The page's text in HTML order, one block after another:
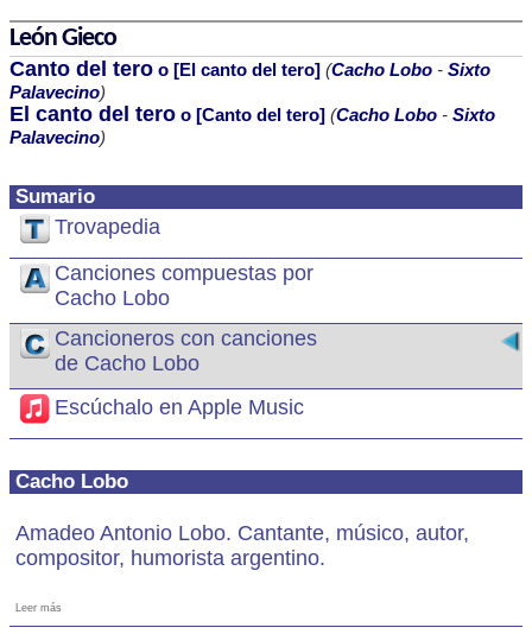
Sumario
Trovapedia
Canciones compuestas por
Cacho Lobo
Cancioneros con canciones
de Cacho Lobo
Escúchalo en Apple Music
Cacho Lobo
Amadeo Antonio Lobo. Cantante, músico, autor,
compositor, humorista argentino.
Leer más
León Gieco
Canto del tero o [El canto del tero] (Cacho Lobo - Sixto
Palavecino)
El canto del tero o [Canto del tero] (Cacho Lobo - Sixto
Palavecino)